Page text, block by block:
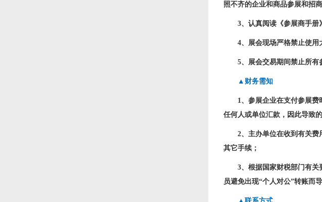
照不齐的企业和商品参展和招商
3、认真阅读《参展商手册
4、展会现场严格禁止使用
5、展会交易期间禁止所有
▲财务需知
1、参展企业在支付参展
任何人或单位汇款，因此导致
2、主办单位在收到有关
其它手续；
3、根据国家财税部门有
员避免出现“个人对公”转账而